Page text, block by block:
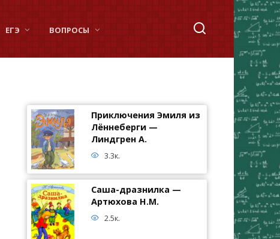
ЕГЭ ВОПРОСЫ
Приключения Эмиля из
Лённеберги —
Линдгрен А.
3.3к.
Саша-дразнилка —
Артюхова Н.М.
2.5к.